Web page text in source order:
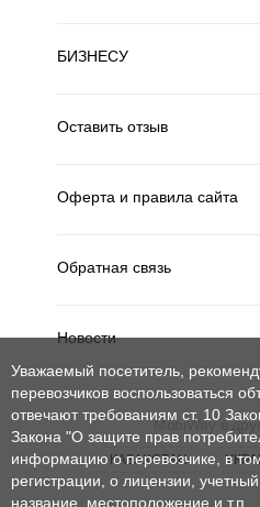
БИЗНЕСУ
Оставить отзыв
Оферта и правила сайта
Обратная связь
Новости
MobiWay в
КАЗАХСТАН
Уважаемый посетитель,
перевозчиков воспользоваться
отвечают требованиям ст. 10
Закона "О защите прав
информацию о перевозчике, в
регистрации, о лицензии,
название, местоположение и т.п.